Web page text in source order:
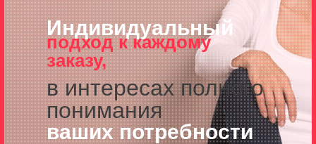
Индивидуальный
подход к каждому
заказу,
в интересах полного
понимания
ваших потребности